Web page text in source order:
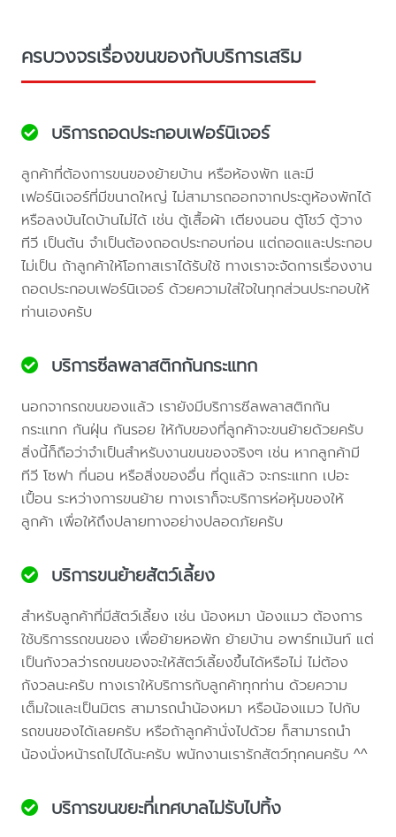
ครบวงจรเรื่องขนของกับบริการเสริม
บริการถอดประกอบเฟอร์นิเจอร์
ลูกค้าที่ต้องการขนของย้ายบ้าน หรือห้องพัก และมี
เฟอร์นิเจอร์ที่มีขนาดใหญ่ ไม่สามารถออกจากประตูห้องพักได้
หรือลงบันไดบ้านไม่ได้ เช่น ตู้เสื้อผ้า เตียงนอน ตู้โชว์ ตู้วาง
ทีวี เป็นต้น จำเป็นต้องถอดประกอบก่อน แต่ถอดและประกอบ
ไม่เป็น ถ้าลูกค้าให้โอกาสเราได้รับใช้ ทางเราจะจัดการเรื่องงาน
ถอดประกอบเฟอร์นิเจอร์ ด้วยความใส่ใจในทุกส่วนประกอบให้
ท่านเองครับ
บริการซีลพลาสติกกันกระแทก
นอกจากรถขนของแล้ว เรายังมีบริการซีลพลาสติกกัน
กระแทก กันฝุ่น กันรอย ให้กับของที่ลูกค้าจะขนย้ายด้วยครับ
สิ่งนี้ก็ถือว่าจำเป็นสำหรับงานขนของจริงๆ เช่น หากลูกค้ามี
ทีวี โซฟา ที่นอน หรือสิ่งของอื่น ที่ดูแล้ว จะกระแทก เปอะ
เปื้อน ระหว่างการขนย้าย ทางเราก็จะบริการห่อหุ้มของให้
ลูกค้า เพื่อให้ถึงปลายทางอย่างปลอดภัยครับ
บริการขนย้ายสัตว์เลี้ยง
สำหรับลูกค้าที่มีสัตว์เลี้ยง เช่น น้องหมา น้องแมว ต้องการ
ใช้บริการรถขนของ เพื่อย้ายหอพัก ย้ายบ้าน อพาร์ทเม้นท์ แต่
เป็นกังวลว่ารถขนของจะให้สัตว์เลี้ยงขึ้นได้หรือไม่ ไม่ต้อง
กังวลนะครับ ทางเราให้บริการกับลูกค้าทุกท่าน ด้วยความ
เต็มใจและเป็นมิตร สามารถนำน้องหมา หรือน้องแมว ไปกับ
รถขนของได้เลยครับ หรือถ้าลูกค้านั่งไปด้วย ก็สามารถนำ
น้องนั่งหน้ารถไปได้นะครับ พนักงานเรารักสัตว์ทุกคนครับ ^^
บริการขนขยะที่เทศบาลไม่รับไปทิ้ง